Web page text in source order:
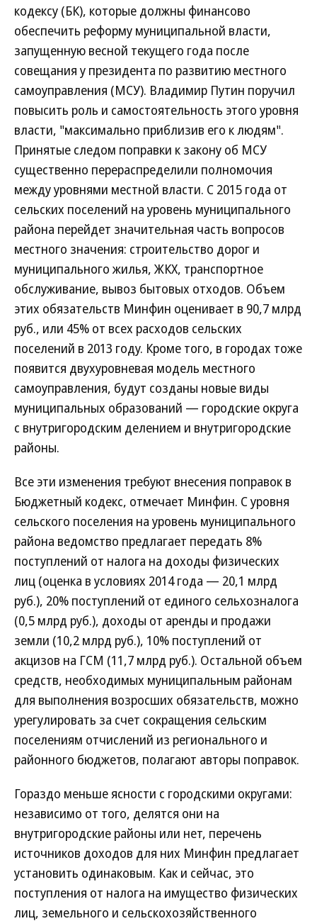
кодексу (БК), которые должны финансово
обеспечить реформу муниципальной власти,
запущенную весной текущего года после
совещания у президента по развитию местного
самоуправления (МСУ). Владимир Путин поручил
повысить роль и самостоятельность этого уровня
власти, "максимально приблизив его к людям".
Принятые следом поправки к закону об МСУ
существенно перераспределили полномочия
между уровнями местной власти. С 2015 года от
сельских поселений на уровень муниципального
района перейдет значительная часть вопросов
местного значения: строительство дорог и
муниципального жилья, ЖКХ, транспортное
обслуживание, вывоз бытовых отходов. Объем
этих обязательств Минфин оценивает в 90,7 млрд
руб., или 45% от всех расходов сельских
поселений в 2013 году. Кроме того, в городах тоже
появится двухуровневая модель местного
самоуправления, будут созданы новые виды
муниципальных образований — городские округа
с внутригородским делением и внутригородские
районы.
Все эти изменения требуют внесения поправок в
Бюджетный кодекс, отмечает Минфин. С уровня
сельского поселения на уровень муниципального
района ведомство предлагает передать 8%
поступлений от налога на доходы физических
лиц (оценка в условиях 2014 года — 20,1 млрд
руб.), 20% поступлений от единого сельхозналога
(0,5 млрд руб.), доходы от аренды и продажи
земли (10,2 млрд руб.), 10% поступлений от
акцизов на ГСМ (11,7 млрд руб.). Остальной объем
средств, необходимых муниципальным районам
для выполнения возросших обязательств, можно
урегулировать за счет сокращения сельским
поселениям отчислений из регионального и
районного бюджетов, полагают авторы поправок.
Гораздо меньше ясности с городскими округами:
независимо от того, делятся они на
внутригородские районы или нет, перечень
источников доходов для них Минфин предлагает
установить одинаковым. Как и сейчас, это
поступления от налога на имущество физических
лиц, земельного и сельскохозяйственного